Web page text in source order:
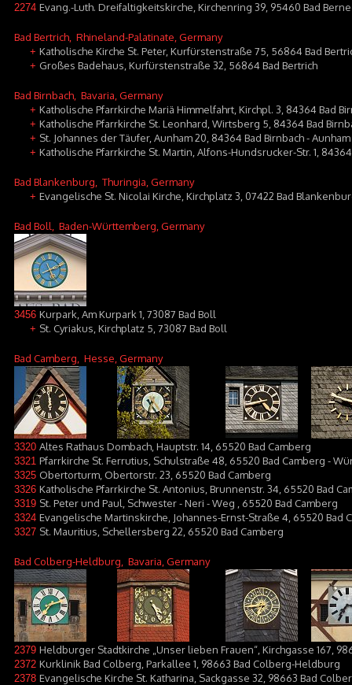
2274 Evang.-Luth. Dreifaltigkeitskirche, Kirchenring 39, 95460 Bad
Bad Bertrich , Rhineland-Palatinate, Germany
+ Katholische Kirche St. Peter, Kurfürstenstraße 75, 56864 Bad
+ Großes Badehaus, Kurfürstenstraße 32, 56864 Bad Bertrich
Bad Birnbach , Bavaria, Germany
+ Katholische Pfarrkirche Mariä Himmelfahrt, Kirchpl. 3, 84364 Bad
+ Katholische Pfarrkirche St. Leonhard, Wirtsberg 5, 84364 Bad
+ St. Johannes der Täufer, Aunham 20, 84364 Bad Birnbach - Aunham
+ Katholische Pfarrkirche St. Martin, Alfons-Hundsrucker-Str. 1,
Bad Blankenburg , Thuringia, Germany
+ Evangelische St. Nicolai Kirche, Kirchplatz 3, 07422 Bad
Bad Boll , Baden-Württemberg, Germany
3456 Kurpark, Am Kurpark 1, 73087 Bad Boll
+ St. Cyriakus, Kirchplatz 5, 73087 Bad Boll
Bad Camberg , Hesse, Germany
3320 Altes Rathaus Dombach, Hauptstr. 14, 65520 Bad Camberg
3321 Pfarrkirche St. Ferrutius, Schulstraße 48, 65520 Bad Camberg -
3325 Obertorturm, Obertorstr. 23, 65520 Bad Camberg
3326 Katholische Pfarrkirche St. Antonius, Brunnenstr. 34, 65520 Bad
3319 St. Peter und Paul, Schwester - Neri - Weg , 65520 Bad Camberg
3324 Evangelische Martinskirche, Johannes-Ernst-Straße 4, 65520 Bad
3327 St. Mauritius, Schellersberg 22, 65520 Bad Camberg
Bad Colberg-Heldburg , Bavaria, Germany
2379 Heldburger Stadtkirche „Unser lieben Frauen“, Kirchgasse 167,
2372 Kurklinik Bad Colberg, Parkallee 1, 98663 Bad Colberg-Heldburg
2378 Evangelische Kirche St. Katharina, Sackgasse 32, 98663 Bad